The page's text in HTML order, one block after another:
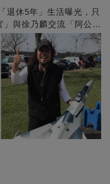
退休5年」生活曝光，只
與徐乃麟交流「阿公